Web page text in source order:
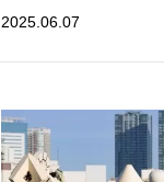
2025.06.07